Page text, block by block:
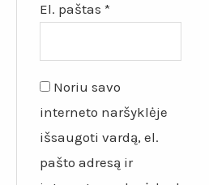
El. paštas*
Noriu savo
interneto naršyklėje
išsaugoti vardą, el.
pašto adresą ir